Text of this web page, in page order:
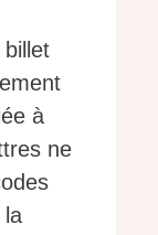
billet
à
ne
la